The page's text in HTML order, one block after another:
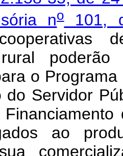
no101,
rural
o
do Servidor
ao